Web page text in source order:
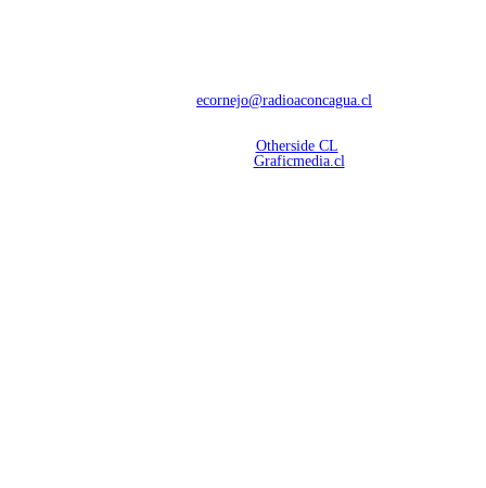
ecornejo@radioaconcagua.cl
Otherside CL
Graficmedia.cl